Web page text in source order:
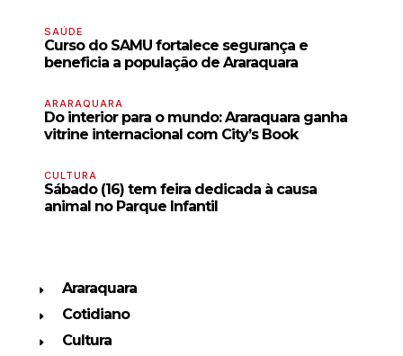
SAÚDE
Curso do SAMU fortalece segurança e
beneficia a população de Araraquara
ARARAQUARA
Do interior para o mundo: Araraquara ganha
vitrine internacional com City’s Book
CULTURA
Sábado (16) tem feira dedicada à causa
animal no Parque Infantil
Araraquara
Cotidiano
Cultura